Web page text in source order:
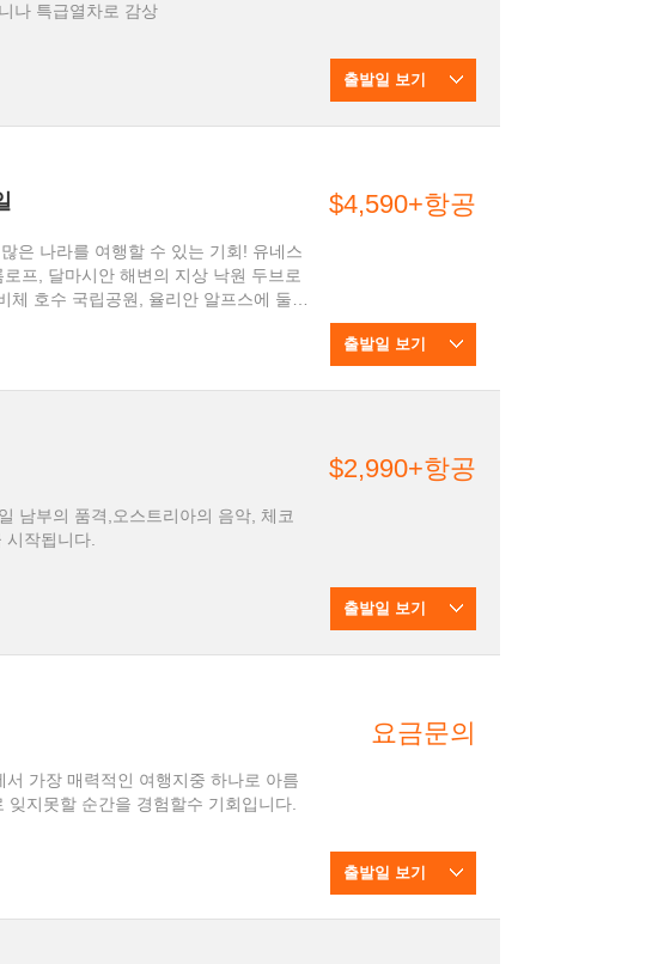
나 특급열차로 감상
출발일 보기
은 나라를 여행할 수 있는 기회! 유네스
프, 달마시안 해변의 지상 낙원 두브로
호수 국립공원, 율리안 알프스에 둘러
$4,590+항공
출발일 보기
남부의 품격,오스트리아의 음악, 체코
작됩니다.
$2,990+항공
출발일 보기
가장 매력적인 여행지중 하나로 아름
지못할 순간을 경험할수 기회입니다.
요금문의
출발일 보기